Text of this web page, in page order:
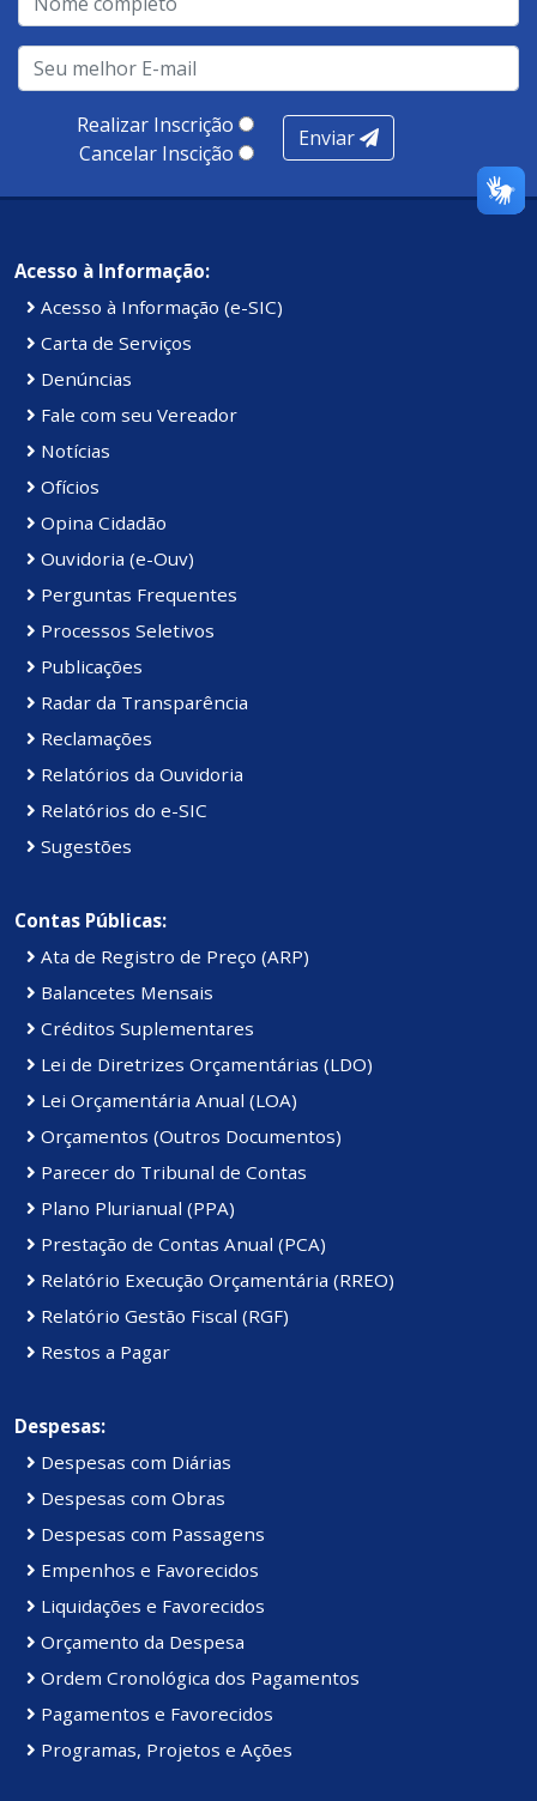
Realizar Inscrição
Cancelar Inscição
Enviar
Acesso à Informação:
Acesso à Informação (e-SIC)
Carta de Serviços
Denúncias
Fale com seu Vereador
Notícias
Ofícios
Opina Cidadão
Ouvidoria (e-Ouv)
Perguntas Frequentes
Processos Seletivos
Publicações
Radar da Transparência
Reclamações
Relatórios da Ouvidoria
Relatórios do e-SIC
Sugestões
Contas Públicas:
Ata de Registro de Preço (ARP)
Balancetes Mensais
Créditos Suplementares
Lei de Diretrizes Orçamentárias (LDO)
Lei Orçamentária Anual (LOA)
Orçamentos (Outros Documentos)
Parecer do Tribunal de Contas
Plano Plurianual (PPA)
Prestação de Contas Anual (PCA)
Relatório Execução Orçamentária (RREO)
Relatório Gestão Fiscal (RGF)
Restos a Pagar
Despesas:
Despesas com Diárias
Despesas com Obras
Despesas com Passagens
Empenhos e Favorecidos
Liquidações e Favorecidos
Orçamento da Despesa
Ordem Cronológica dos Pagamentos
Pagamentos e Favorecidos
Programas, Projetos e Ações